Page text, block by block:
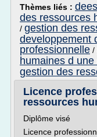
Thèmes liés :
des ressources
/ gestion des
developpement
professionnelle /
humaines d
gestion des
Licence
ressources
Diplôme visé
Licence